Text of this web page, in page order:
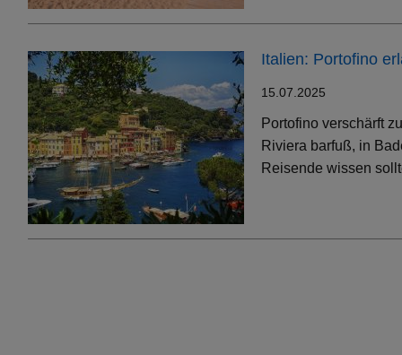
Italien: Portofino
15.07.2025
Portofino verschärft
Riviera barfuß, in
Reisende wissen